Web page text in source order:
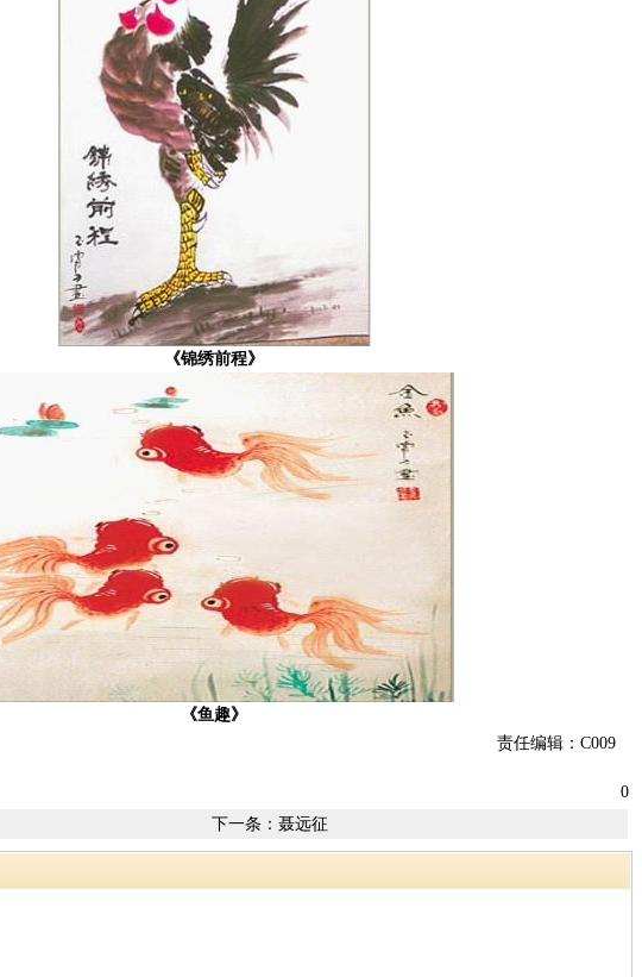
《锦绣前程》
《鱼趣》
责任编辑：C009
0
下一条： 聂远征